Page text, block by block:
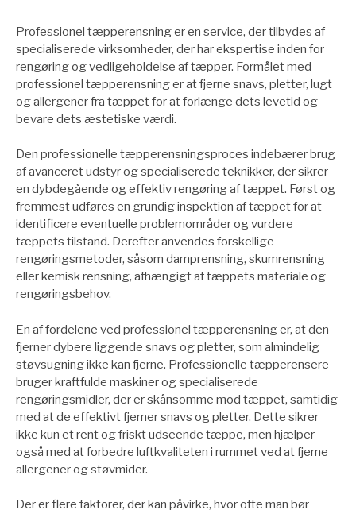
Professionel tæpperensning er en service, der tilbydes af
specialiserede virksomheder, der har ekspertise inden for
rengøring og vedligeholdelse af tæpper. Formålet med
professionel tæpperensning er at fjerne snavs, pletter, lugt
og allergener fra tæppet for at forlænge dets levetid og
bevare dets æstetiske værdi.
Den professionelle tæpperensningsproces indebærer brug
af avanceret udstyr og specialiserede teknikker, der sikrer
en dybdegående og effektiv rengøring af tæppet. Først og
fremmest udføres en grundig inspektion af tæppet for at
identificere eventuelle problemområder og vurdere
tæppets tilstand. Derefter anvendes forskellige
rengøringsmetoder, såsom damprensning, skumrensning
eller kemisk rensning, afhængigt af tæppets materiale og
rengøringsbehov.
En af fordelene ved professionel tæpperensning er, at den
fjerner dybere liggende snavs og pletter, som almindelig
støvsugning ikke kan fjerne. Professionelle tæpperensere
bruger kraftfulde maskiner og specialiserede
rengøringsmidler, der er skånsomme mod tæppet, samtidig
med at de effektivt fjerner snavs og pletter. Dette sikrer
ikke kun et rent og friskt udseende tæppe, men hjælper
også med at forbedre luftkvaliteten i rummet ved at fjerne
allergener og støvmider.
Der er flere faktorer, der kan påvirke, hvor ofte man bør